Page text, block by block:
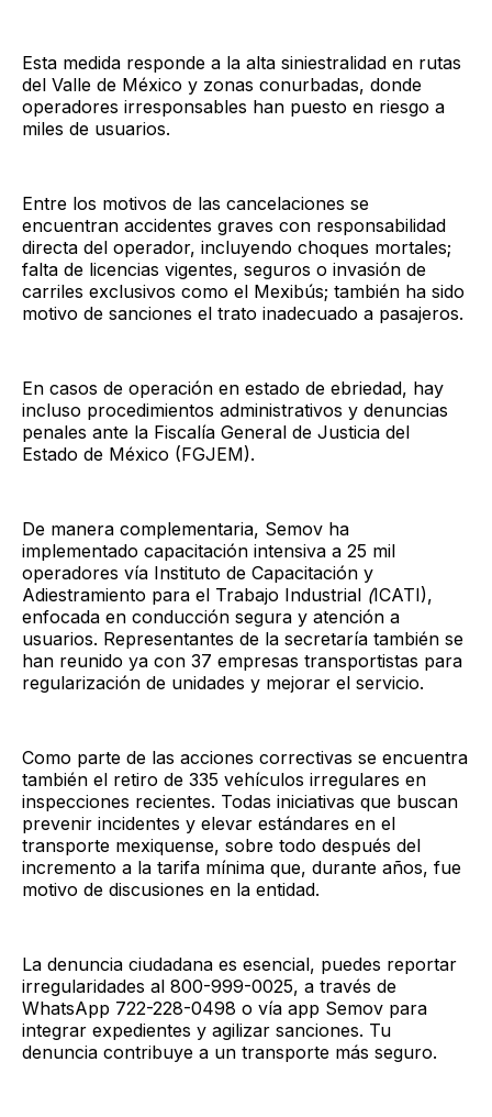
Esta medida responde a la alta siniestralidad en rutas
del Valle de México y zonas conurbadas, donde
operadores irresponsables han puesto en riesgo a
miles de usuarios.
Entre los motivos de las cancelaciones se
encuentran accidentes graves con responsabilidad
directa del operador, incluyendo choques mortales;
falta de licencias vigentes, seguros o invasión de
carriles exclusivos como el Mexibús; también ha sido
motivo de sanciones el trato inadecuado a pasajeros.
En casos de operación en estado de ebriedad, hay
incluso procedimientos administrativos y denuncias
penales ante la Fiscalía General de Justicia del
Estado de México (FGJEM).
De manera complementaria, Semov ha
implementado capacitación intensiva a 25 mil
operadores vía Instituto de Capacitación y
Adiestramiento para el Trabajo Industrial (ICATI),
enfocada en conducción segura y atención a
usuarios. Representantes de la secretaría también se
han reunido ya con 37 empresas transportistas para
regularización de unidades y mejorar el servicio.​
Como parte de las acciones correctivas se encuentra
también el retiro de 335 vehículos irregulares en
inspecciones recientes. Todas iniciativas que buscan
prevenir incidentes y elevar estándares en el
transporte mexiquense, sobre todo después del
incremento a la tarifa mínima que, durante años, fue
motivo de discusiones en la entidad.
La denuncia ciudadana es esencial, puedes reportar
irregularidades al 800-999-0025, a través de
WhatsApp 722-228-0498 o vía app Semov para
integrar expedientes y agilizar sanciones. Tu
denuncia contribuye a un transporte más seguro.